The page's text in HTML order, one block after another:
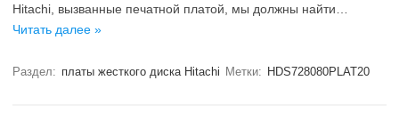
Hitachi, вызванные печатной платой, мы должны найти…
Читать далее »
Раздел: платы жесткого диска Hitachi Метки: HDS728080PLAT20